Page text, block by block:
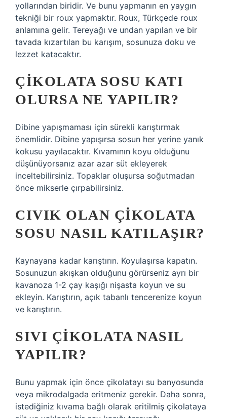
yollarından biridir. Ve bunu yapmanın en yaygın
tekniği bir roux yapmaktır. Roux, Türkçede roux
anlamına gelir. Tereyağı ve undan yapılan ve bir
tavada kızartılan bu karışım, sosunuza doku ve
lezzet katacaktır.
ÇIKOLATA SOSU KATI
OLURSA NE YAPILIR?
Dibine yapışmaması için sürekli karıştırmak
önemlidir. Dibine yapışırsa sosun her yerine yanık
kokusu yayılacaktır. Kıvamının koyu olduğunu
düşünüyorsanız azar azar süt ekleyerek
inceltebilirsiniz. Topaklar oluşursa soğutmadan
önce mikserle çırpabilirsiniz.
CIVIK OLAN ÇIKOLATA
SOSU NASIL KATILAŞIR?
Kaynayana kadar karıştırın. Koyulaşırsa kapatın.
Sosunuzun akışkan olduğunu görürseniz ayrı bir
kavanoza 1-2 çay kaşığı nişasta koyun ve su
ekleyin. Karıştırın, açık tabanlı tencerenize koyun
ve karıştırın.
SIVI ÇIKOLATA NASIL
YAPILIR?
Bunu yapmak için önce çikolatayı su banyosunda
veya mikrodalgada eritmeniz gerekir. Daha sonra,
istediğiniz kıvama bağlı olarak eritilmiş çikolataya